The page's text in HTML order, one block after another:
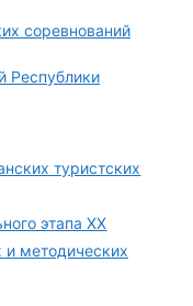
соревнований
Республики
туристских
этапа ХХ
и методических